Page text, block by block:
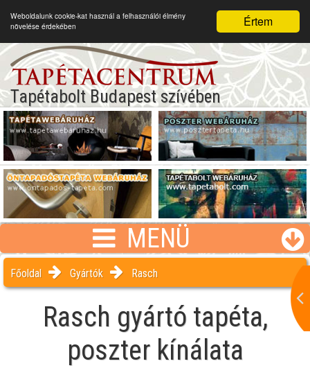
Értem
Weboldalunk cookie-kat használ a felhasználói élmény
növelése érdekében
Tapétabolt Budapest szívében
MENÜ
Főoldal Gyártók Rasch
Rasch gyártó tapéta,
poszter kínálata